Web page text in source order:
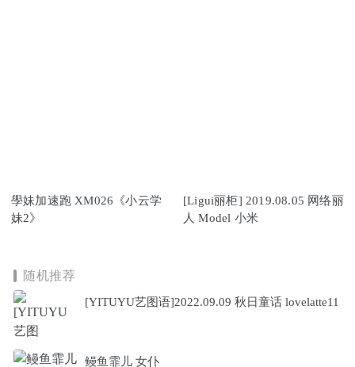
學妹加速跑 XM026《小云学
妹2》
[Ligui丽柜] 2019.08.05 网络丽
人 Model 小米
随机推荐
[YITUYU艺图语]2022.09.09 秋日童话 lovelatte11
鳗鱼霏儿 女仆